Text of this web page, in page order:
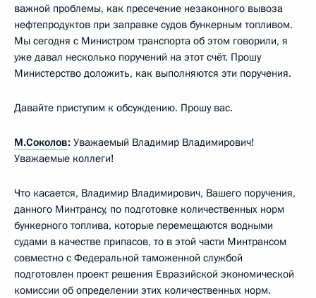
важной проблемы, как пресечение незаконного вывоза
нефтепродуктов при заправке судов бункерным топливом.
Мы сегодня с Министром транспорта об этом говорили, я
уже давал несколько поручений на этот счёт. Прошу
Министерство доложить, как выполняются эти поручения.
Давайте приступим к обсуждению. Прошу вас.
М.Соколов: Уважаемый Владимир Владимирович!
Уважаемые коллеги!
Что касается, Владимир Владимирович, Вашего поручения,
данного Минтрансу, по подготовке количественных норм
бункерного топлива, которые перемещаются водными
судами в качестве припасов, то в этой части Минтрансом
совместно с Федеральной таможенной службой
подготовлен проект решения Евразийской экономической
комиссии об определении этих количественных норм.